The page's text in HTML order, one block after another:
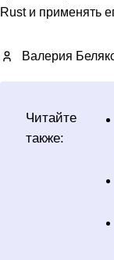
Rust и применять
Валерия
Читайте
также: